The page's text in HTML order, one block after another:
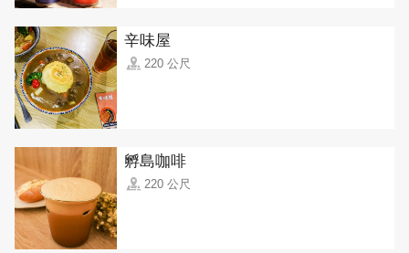
辛味屋
220 公尺
孵島咖啡
220 公尺